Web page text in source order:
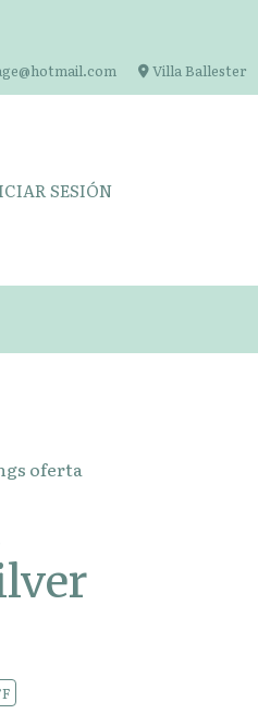
Villa Ballester
SESIÓN
oferta